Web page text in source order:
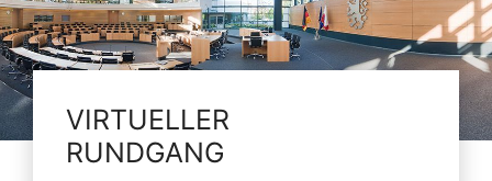
VIRTUELLER
RUNDGANG